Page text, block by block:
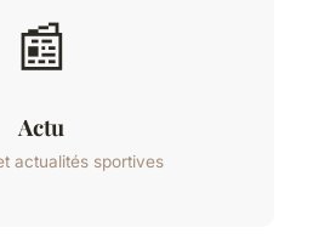
📰
Actu
actualités sportives